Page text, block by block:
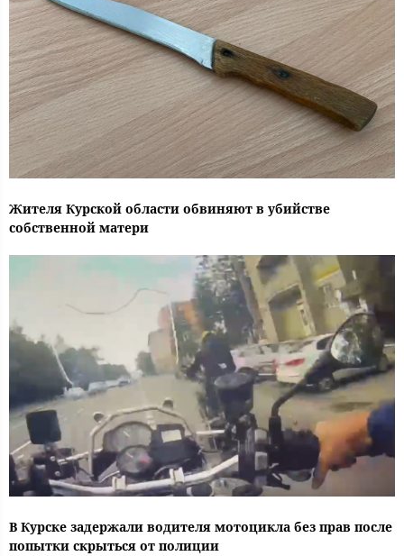
Жителя Курской области обвиняют в убийстве
собственной матери
В Курске задержали водителя мотоцикла без прав после
попытки скрыться от полиции